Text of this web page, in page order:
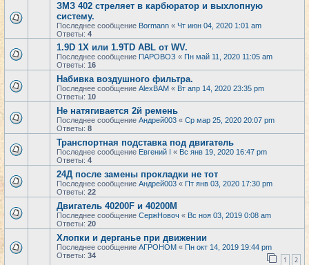
ЗМЗ 402 стреляет в карбюратор и выхлопную
систему.
Последнее сообщение Bormann « Чт июн 04, 2020 1:01 am
Ответы: 4
1.9D 1X или 1.9TD ABL от WV.
Последнее сообщение ПАРОВОЗ « Пн май 11, 2020 11:05 am
Ответы: 16
Набивка воздушного фильтра.
Последнее сообщение AlexBAM « Вт апр 14, 2020 23:35 pm
Ответы: 10
Не натягивается 2й ремень
Последнее сообщение Андрей003 « Ср мар 25, 2020 20:07 pm
Ответы: 8
Транспортная подставка под двигатель
Последнее сообщение Евгений I « Вс янв 19, 2020 16:47 pm
Ответы: 4
24Д после замены прокладки не тот
Последнее сообщение Андрей003 « Пт янв 03, 2020 17:30 pm
Ответы: 22
Двигатель 40200F и 40200M
Последнее сообщение СержНовоч « Вс ноя 03, 2019 0:08 am
Ответы: 20
Хлопки и дерганье при движении
Последнее сообщение АГРОНОМ « Пн окт 14, 2019 19:44 pm
Ответы: 34 1 2